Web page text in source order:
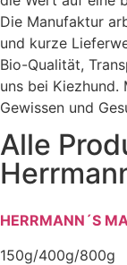
Die Manufaktur
und kurze
Bio-Qualität,
uns bei Kiezhund.
Gewissen und
Alle
HERRMANN´S
150g/400g/800g